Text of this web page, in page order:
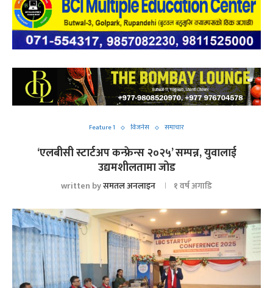
Feature 1 विजनेस समाचार
‘एलबीसी स्टार्टअप कन्फ्रेन्स २०२५’ सम्पन्न, युवालाई
उद्यमशीलतामा जोड
written byसमतल अनलाइन १ वर्ष अगाडि